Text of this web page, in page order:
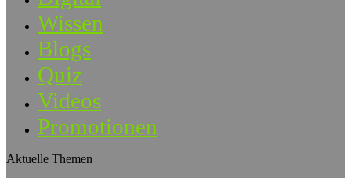
Wissen
Blogs
Quiz
Videos
Promotionen
Aktuelle Themen